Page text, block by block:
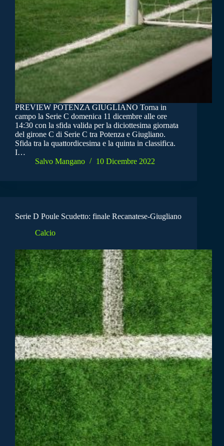
PREVIEW POTENZA GIUGLIANO Torna in
campo la Serie C domenica 11 dicembre alle ore
14:30 con la sfida valida per la diciottesima giornata
del girone C di Serie C tra Potenza e Giugliano.
Sfida tra la quattordicesima e la quinta in classifica.
I…
Salvo Mangano
10 Dicembre 2022
Serie D Poule Scudetto: finale Recanatese-Giugliano
Calcio